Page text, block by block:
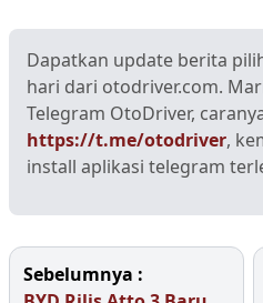
Dapatkan update berita
hari dari otodriver.com.
Telegram OtoDriver,
https://t.me/otodriver,
install aplikasi telegram
Sebelumnya :